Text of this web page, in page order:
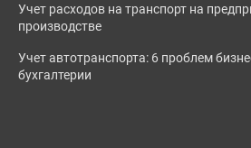
Учет расходов на транспорт на
производстве
Учет автотранспорта: 6 проблем
бухгалтерии